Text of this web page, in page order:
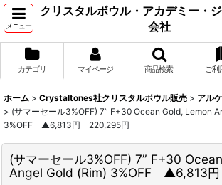
メニュー
クリスタルボウル・アカデミー・
会社
カテゴリ マイページ 商品検索 ご利
ホーム > Crystaltones社クリスタルボウル販売 > アル
> (サマーセール3%OFF) 7” F+30 Ocean Gold, Lemon
3%OFF ▲6,813円 220,295円
(サマーセール3%OFF) 7” F+30
Angel Gold (Rim) 3%OFF ▲6,813